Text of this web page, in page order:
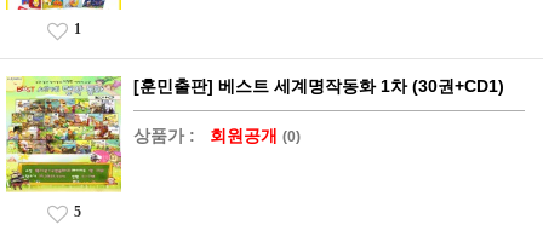
1
[훈민출판] 베스트 세계명작동화 1차 (30권+CD1)
상품가 : 회원공개 (0)
5